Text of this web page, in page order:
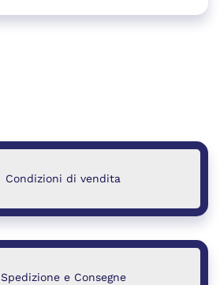
Condizioni di vendita
Spedizione e Consegne